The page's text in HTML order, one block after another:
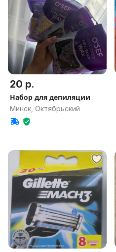
20 р.
Набор для депиляции
Минск, Октябрьский